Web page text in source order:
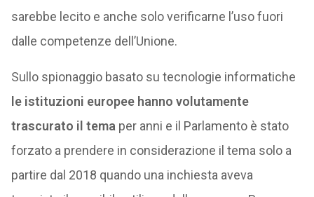
sarebbe lecito e anche solo verificarne l’uso fuori
dalle competenze dell’Unione.
Sullo spionaggio basato su tecnologie informatiche
le istituzioni europee hanno volutamente
trascurato il tema per anni e il Parlamento è stato
forzato a prendere in considerazione il tema solo a
partire dal 2018 quando una inchiesta aveva